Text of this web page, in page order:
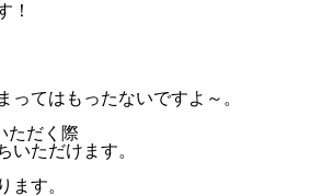
！
てはもったないですよ～。
ただく際
いただけます。
ます。